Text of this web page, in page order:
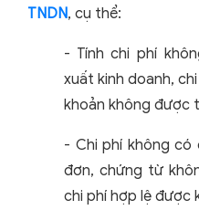
TNDN, cụ thể:
- Tính chi phí
xuất kinh doanh,
khoản không được
- Chi phí không
đơn, chứng từ
chi phí hợp lệ được